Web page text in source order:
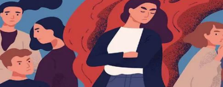
天天免運 美食蛋糕 養生保健 民生用品
居家生活 3C家電 運動休閒 親子玩具